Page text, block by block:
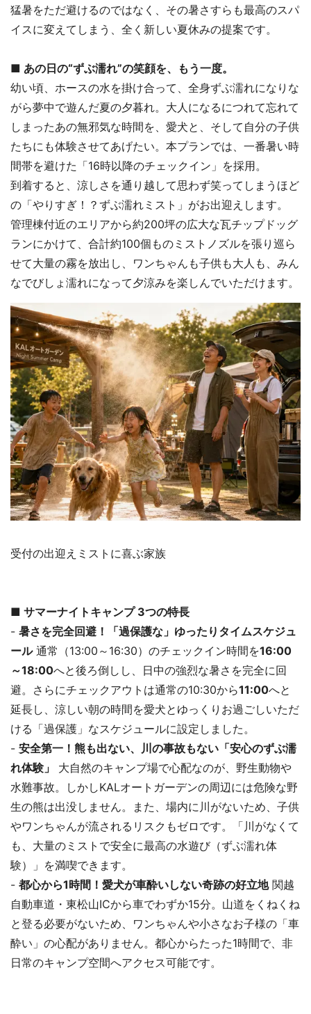
猛暑をただ避けるのではなく、その暑さすらも最高のスパ
イスに変えてしまう、全く新しい夏休みの提案です。
■ あの日の“ずぶ濡れ”の笑顔を、もう一度。
幼い頃、ホースの水を掛け合って、全身ずぶ濡れになりな
がら夢中で遊んだ夏の夕暮れ。大人になるにつれて忘れて
しまったあの無邪気な時間を、愛犬と、そして自分の子供
たちにも体験させてあげたい。本プランでは、一番暑い時
間帯を避けた「16時以降のチェックイン」を採用。
到着すると、涼しさを通り越して思わず笑ってしまうほど
の「やりすぎ！？ずぶ濡れミスト」がお出迎えします。
管理棟付近のエリアから約200坪の広大な瓦チップドッグ
ランにかけて、合計約100個ものミストノズルを張り巡ら
せて大量の霧を放出し、ワンちゃんも子供も大人も、みん
なでびしょ濡れになって夕涼みを楽しんでいただけます。
受付の出迎えミストに喜ぶ家族
■ サマーナイトキャンプ 3つの特長
- 暑さを完全回避！「過保護な」ゆったりタイムスケジュ
ール通常（13:00～16:30）のチェックイン時間を16:00
～18:00へと後ろ倒しし、日中の強烈な暑さを完全に回
避。さらにチェックアウトは通常の10:30から11:00へと
延長し、涼しい朝の時間を愛犬とゆっくりお過ごしいただ
ける「過保護」なスケジュールに設定しました。
- 安全第一！熊も出ない、川の事故もない「安心のずぶ濡
れ体験」
大自然のキャンプ場で心配なのが、野生動物や
水難事故。しかしKALオートガーデンの周辺には危険な野
生の熊は出没しません。また、場内に川がないため、子供
やワンちゃんが流されるリスクもゼロです。「川がなくて
も、大量のミストで安全に最高の水遊び（ずぶ濡れ体
験）」を満喫できます。
- 都心から1時間！愛犬が車酔いしない奇跡の好立地関越
自動車道・東松山ICから車でわずか15分。山道をくねくね
と登る必要がないため、ワンちゃんや小さなお子様の「車
酔い」の心配がありません。都心からたった1時間で、非
日常のキャンプ空間へアクセス可能です。